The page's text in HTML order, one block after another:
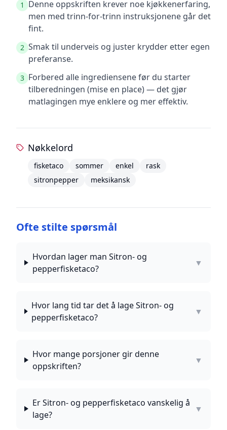
1
Denne oppskriften krever noe kjøkkenerfaring,
men med trinn-for-trinn instruksjonene går det
fint.
2 Smak til underveis og juster krydder etter egen
preferanse.
3 Forbered alle ingrediensene før du starter
tilberedningen (mise en place) — det gjør
matlagingen mye enklere og mer effektiv.
Nøkkelord
fisketaco sommer enkel
rask
sitronpepper
meksikansk
Ofte stilte spørsmål
Hvordan lager man Sitron- og
pepperfisketaco?
▼
Hvor lang tid tar det å lage Sitron- og
pepperfisketaco?
▼
Hvor mange porsjoner gir denne
oppskriften?
▼
Er Sitron- og pepperfisketaco vanskelig å
lage?
▼